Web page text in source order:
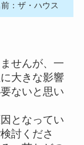
：ザ・ハウス
せんが、一
大きな影響
ないと思い
となってい
討くださ